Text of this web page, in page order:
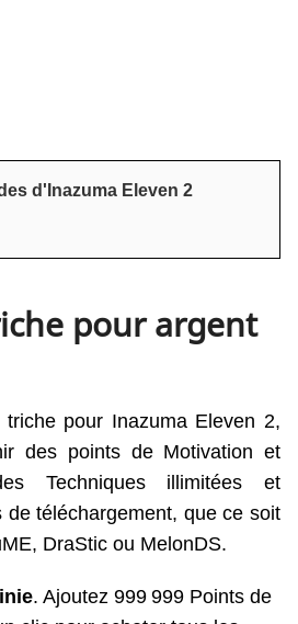
d'Inazuma Eleven 2
pour argent
pour Inazuma Eleven 2,
des points de Motivation et
Techniques illimitées et
de téléchargement, que ce soit
DraStic ou MelonDS.
. Ajoutez 999 999 Points de